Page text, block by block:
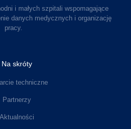
i małych szpitali wspomagające
danych medycznych i organizację
pracy.
Na skróty
techniczne
Partnerzy
Aktualności